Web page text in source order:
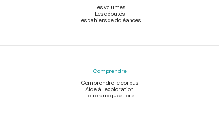
Les volumes
Les députés
Les cahiers de doléances
Comprendre
Comprendre le corpus
Aide à l'exploration
Foire aux questions